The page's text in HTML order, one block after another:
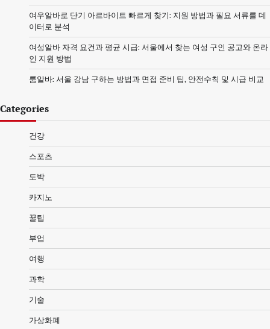
여우알바로 단기 아르바이트 빠르게 찾기: 지원 방법과 필요 서류를 데
이터로 분석
여성알바 자격 요건과 평균 시급: 서울에서 찾는 여성 구인 공고와 온라
인 지원 방법
룸알바: 서울 강남 구하는 방법과 면접 준비 팁, 안전수칙 및 시급 비교
Categories
건강
스포츠
도박
카지노
꿀팁
부업
여행
과학
기술
가상화폐